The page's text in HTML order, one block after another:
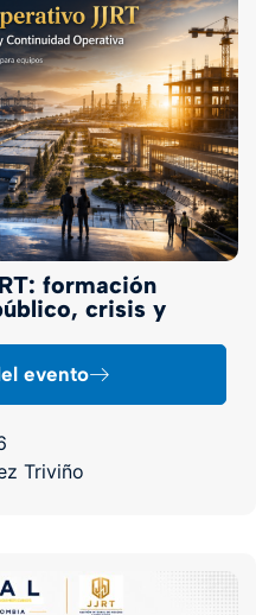
formación
crisis y
evento
Triviño